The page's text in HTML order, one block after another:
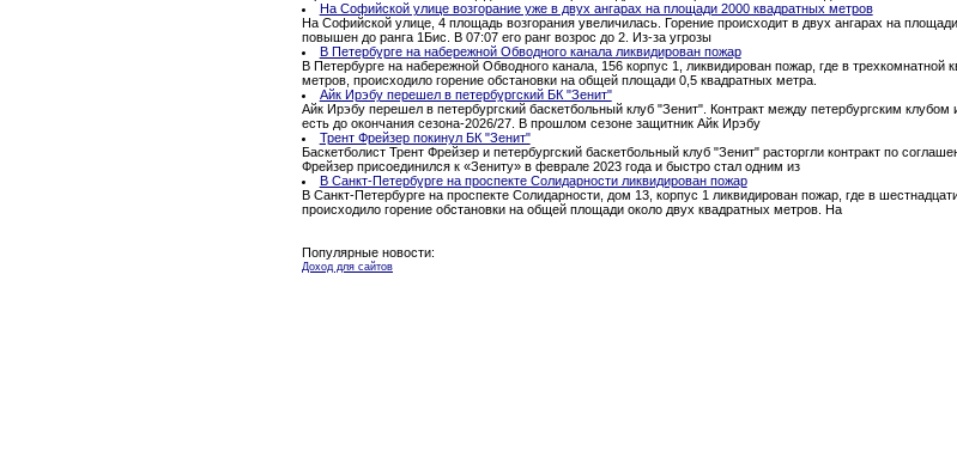
На Софийской улице возгорание уже в двух ангарах на площади 2000 квадратных метров
На Софийской улице, 4 площадь возгорания увеличилась. Горение происходит в двух ангарах на
повышен до ранга 1Бис. В 07:07 его ранг возрос до 2. Из-за угрозы
В Петербурге на набережной Обводного канала ликвидирован пожар
В Петербурге на набережной Обводного канала, 156 корпус 1, ликвидирован пожар, где в трехкомнатной
метров, происходило горение обстановки на общей площади 0,5 квадратных метра.
Айк Ирэбу перешел в петербургский БК "Зенит"
Айк Ирэбу перешел в петербургский баскетбольный клуб "Зенит". Контракт между петербургским клубом
есть до окончания сезона-2026/27. В прошлом сезоне защитник Айк Ирэбу
Трент Фрейзер покинул БК "Зенит"
Баскетболист Трент Фрейзер и петербургский баскетбольный клуб "Зенит" расторгли контракт по
Фрейзер присоединился к «Зениту» в феврале 2023 года и быстро стал одним из
В Санкт-Петербурге на проспекте Солидарности ликвидирован пожар
В Санкт-Петербурге на проспекте Солидарности, дом 13, корпус 1 ликвидирован пожар, где в
происходило горение обстановки на общей площади около двух квадратных метров. На
Популярные новости:
Доход для сайтов